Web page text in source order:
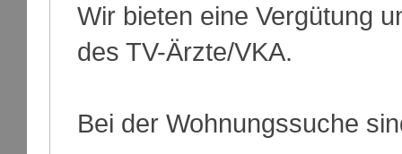
Wir bieten eine Vergütung
des TV-Ärzte/VKA.
Bei der Wohnungssuche